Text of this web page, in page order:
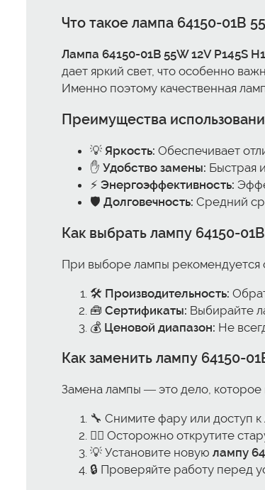
Что такое лампа 64150-01B
Лампа 64150-01B 55W 12V P145S H1
дает яркий свет, что особенно
Именно поэтому качественная
Преимущества
💡 Яркость: Обеспечивает
✋ Удобство замены: Быстрая
⚡ Энергоэффективность:
🛡️ Долговечность: Средний
Как выбрать лампу 64150-
При выборе лампы рекомендуется
🛠️ Производительность:
🧰 Сертификаты: Выбирайте
💰 Ценовой диапазон: Не
Как заменить лампу 64150-
Замена лампы — это дело, которое
🔧 Снимите фару или доступ
🕵️‍♂️ Осторожно открутите
💡 Установите новую лампу
🔒 Проверяйте работу перед